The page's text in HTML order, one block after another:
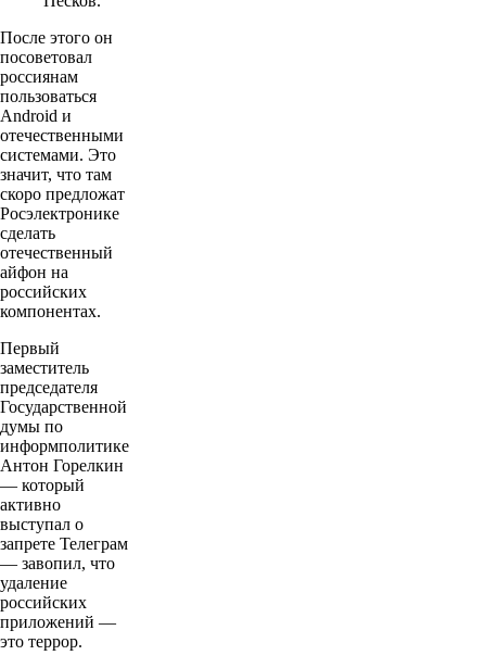
После этого он
посоветовал
россиянам
пользоваться
Android и
отечественными
системами. Это
значит, что там
скоро предложат
Росэлектронике
сделать
отечественный
айфон на
российских
компонентах.
Первый
заместитель
председателя
Государственной
думы по
информполитике
Антон Горелкин
— который
активно
выступал о
запрете Телеграм
— завопил, что
удаление
российских
приложений —
это террор.